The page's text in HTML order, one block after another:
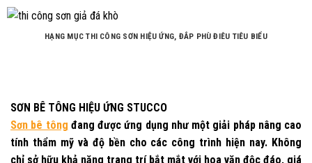
HẠNG MỤC THI CÔNG SƠN HIỆU ỨNG, ĐẮP PHÙ ĐIÊU TIÊU BIỂU
SƠN BÊ TÔNG HIỆU ỨNG STUCCO
Sơn bê tông đang được ứng dụng như một giải pháp nâng cao
tính thẩm mỹ và độ bền cho các công trình hiện nay. Không
chỉ sở hữu khả năng trang trí bắt mắt với hoa văn độc đáo, giá